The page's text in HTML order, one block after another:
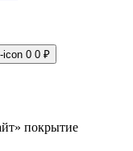
0 0 ₽
покрытие